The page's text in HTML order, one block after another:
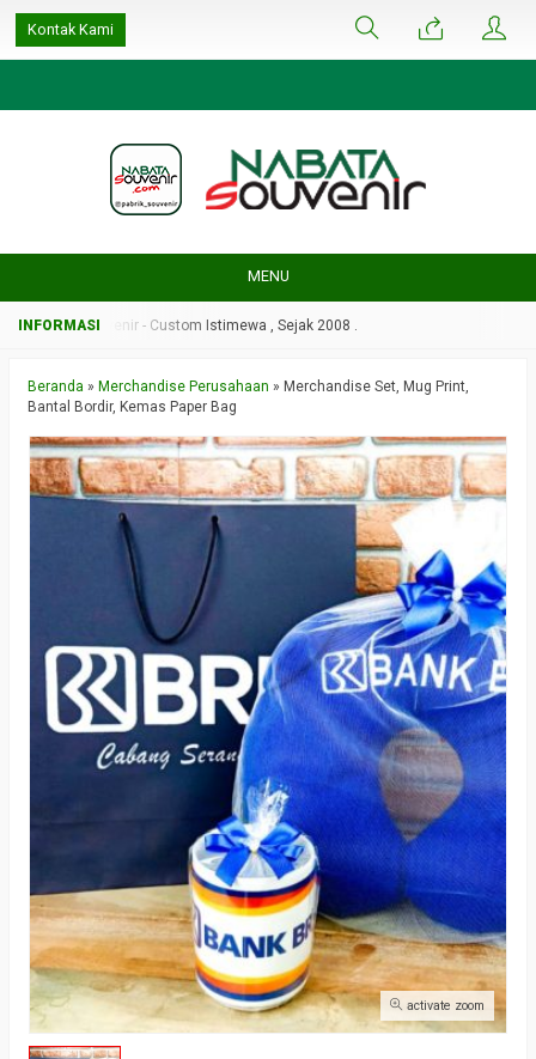
google-site-
verification=ulGFAYaRwT3xFs4fCyDEYtZPCSlyYvbOPvhRRObUW-A
Kontak Kami
MENU
Nabata Souvenir - Custom Istimewa , Sejak 2008 .
Beranda » Merchandise Perusahaan » Merchandise Set, Mug Print,
Bantal Bordir, Kemas Paper Bag
activate zoom